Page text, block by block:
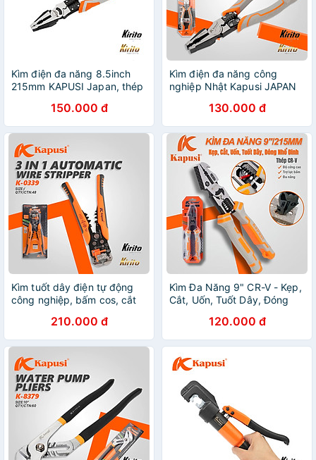
Kìm điện đa năng 8.5inch
215mm KAPUSI Japan, thép
sắc bén K8070
150.000 đ
Kìm điện đa năng công
nghiệp Nhật Kapusi JAPAN
130.000 đ
Kìm tuốt dây điện tự động
công nghiệp, bấm cos, cắt
210.000 đ
Kìm Đa Năng 9" CR-V - Kẹp,
Cắt, Uốn, Tuốt Dây, Đóng
120.000 đ